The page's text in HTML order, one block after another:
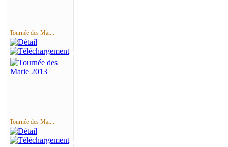
Tournée des Mar...
Tournée des Mar...